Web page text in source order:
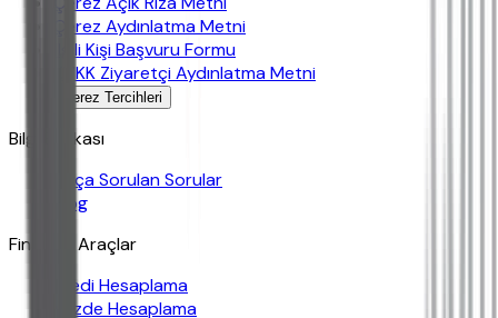
Çerez Aydınlatma Metni
İlgili Kişi Başvuru Formu
KVKK Ziyaretçi Aydınlatma Metni
Çerez Tercihleri
Bilgi Bankası
Sıkça Sorulan Sorular
Blog
Finansal Araçlar
Kredi Hesaplama
Yüzde Hesaplama